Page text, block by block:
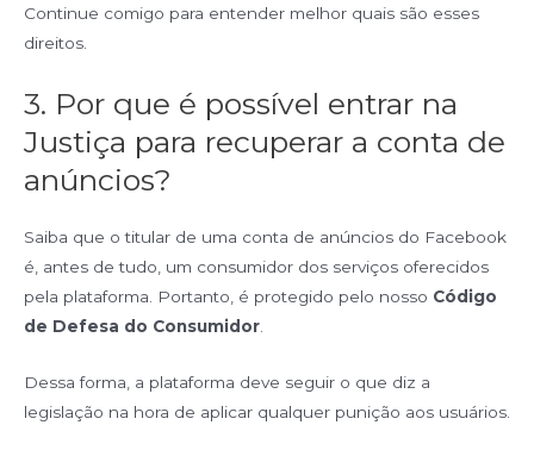
Continue comigo para entender melhor quais são esses
direitos.
3. Por que é possível entrar na
Justiça para recuperar a conta de
anúncios?
Saiba que o titular de uma conta de anúncios do Facebook
é, antes de tudo, um consumidor dos serviços oferecidos
pela plataforma. Portanto, é protegido pelo nosso Código
de Defesa do Consumidor.
Dessa forma, a plataforma deve seguir o que diz a
legislação na hora de aplicar qualquer punição aos usuários.